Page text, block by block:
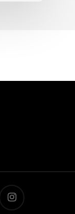
instagram